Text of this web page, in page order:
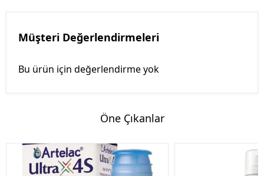
Müşteri Değerlendirmeleri
Bu ürün için değerlendirme yok
Öne Çıkanlar